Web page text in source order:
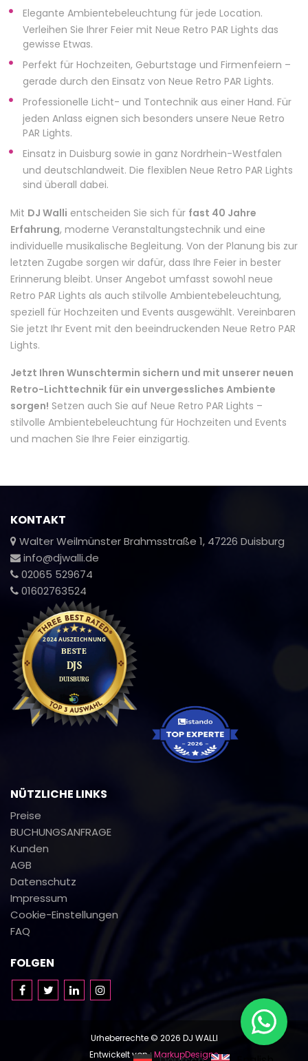
Elegante Ambientebeleuchtung für jede Location.
Verleihen Sie Ihrer Feier mit Neue Retro PAR Lights das
gewisse Etwas.
Perfekt für Hochzeiten, Geburtstage und Firmenfeiern –
gerade durch den Einsatz von Neue Retro PAR Lights.
Professionelle Licht- und Tontechnik aus einer Hand. Für
jeden Anlass eignen sich besonders unsere Neue Retro
PAR Lights.
Einsatz in Duisburg sowie in ganz Nordrhein-Westfalen
und deutschlandweit. Die flexiblen Neue Retro PAR Lights
sind überall dabei.
Mit DJ Walli entscheiden Sie sich für fast 40 Jahre
Erfahrung, moderne Veranstaltungstechnik und eine
individuelle musikalische Begleitung. Von der Planung bis zur
letzten Zugabe sorgen wir dafür, dass Ihre Feier in bester
Erinnerung bleibt. Unser Angebot umfasst sowohl neue
Retro PAR Lights als auch stilvolle Ambientebeleuchtung,
speziell für Hochzeiten und Events ausgewählt. Vereinbaren
Sie jetzt Ihr Event mit den beeindruckenden Neue Retro PAR
Lights.
Jetzt Ihren Wunschtermin sichern und mit unserer neuen
Retro-Lichttechnik für ein unvergessliches Ambiente
sorgen! Setzen auch Sie auf Neue Retro PAR Lights –
stilvolle Ambientebeleuchtung für Hochzeiten und Events
und machen Sie Ihre Feier einzigartig.
KONTAKT
Walter Weilmünster Brahmsstraße 1, 47226 Duisburg
info@djwalli.de
02065 529674
01602763524
NÜTZLICHE LINKS
Preise
BUCHUNGSANFRAGE
Kunden
AGB
Datenschutz
Impressum
Cookie-Einstellungen
FAQ
FOLGEN
Urheberrechte © 2026 DJ WALLI
Entwickelt von :MarkupDesigns